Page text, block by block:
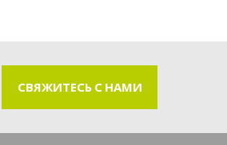
СВЯЖИТЕСЬ С НАМИ